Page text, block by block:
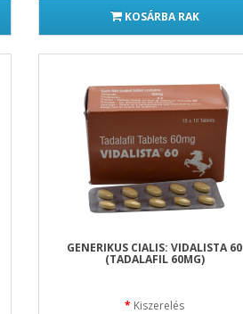
KOSÁRBA RAK
GENERIKUS CIALIS: VIDALISTA 60
(TADALAFIL 60MG)
Kiszerelés